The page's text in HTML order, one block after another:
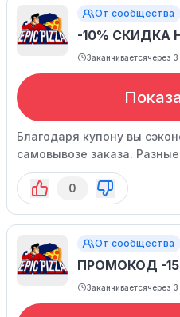
От сообщества
-10% СКИДКА
Заканчиваетсячерез
Благодаря купону вы
самовывозе заказа.
суммируются.
0
От сообщества
ПРОМОКОД -
Заканчиваетсячерез